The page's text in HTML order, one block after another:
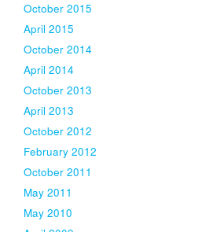
October 2015
April 2015
October 2014
April 2014
October 2013
April 2013
October 2012
February 2012
October 2011
May 2011
May 2010